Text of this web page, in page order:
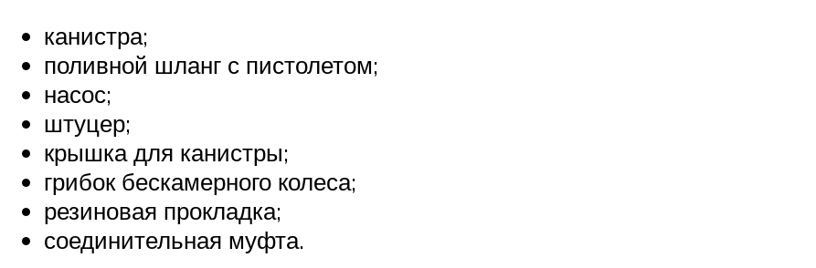
канистра;
поливной шланг с пистолетом;
насос;
штуцер;
крышка для канистры;
грибок бескамерного колеса;
резиновая прокладка;
соединительная муфта.